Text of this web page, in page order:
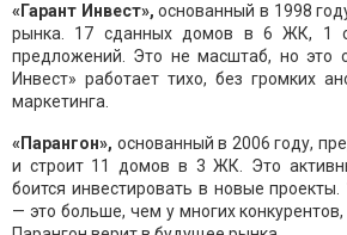
«Гарант Инвест», основанный в 1998
рынка. 17 сданных домов в 6 ЖК, 1
предложений. Это не масштаб, но это
Инвест» работает тихо, без громких
маркетинга.
«Парангон», основанный в 2006 году,
и строит 11 домов в 3 ЖК. Это
боится инвестировать в новые
— это больше, чем у многих